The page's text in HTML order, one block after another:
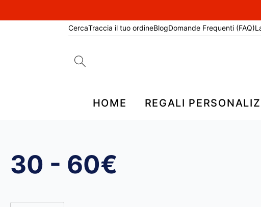
CercaTraccia il tuo ordineBlogDomande Frequenti (FAQ)
HOME REGALI
30 - 60€